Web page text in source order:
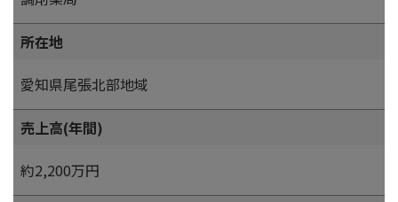
所在地
愛知県尾張北部地域
売上高(年間)
約2,200万円